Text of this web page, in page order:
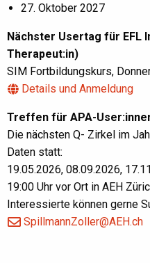
27. Oktober 2027
Nächster Usertag für EFL
Therapeut:in)
SIM Fortbildungskurs,
Details und Anmeldung
Treffen für APA-
Die nächsten Q- Zirkel im
Daten statt:
19.05.2026, 08.09.2026,
19:00 Uhr vor Ort in AEH
Interessierte können gerne
SpillmannZoller@AEH.ch